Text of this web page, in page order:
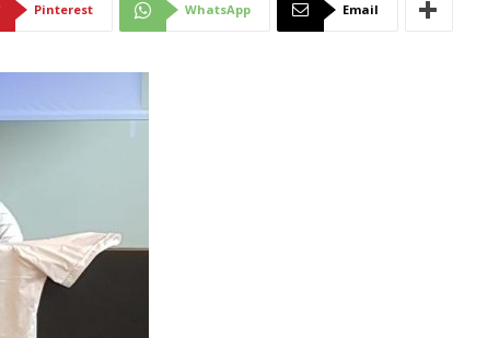
Pinterest WhatsApp Email